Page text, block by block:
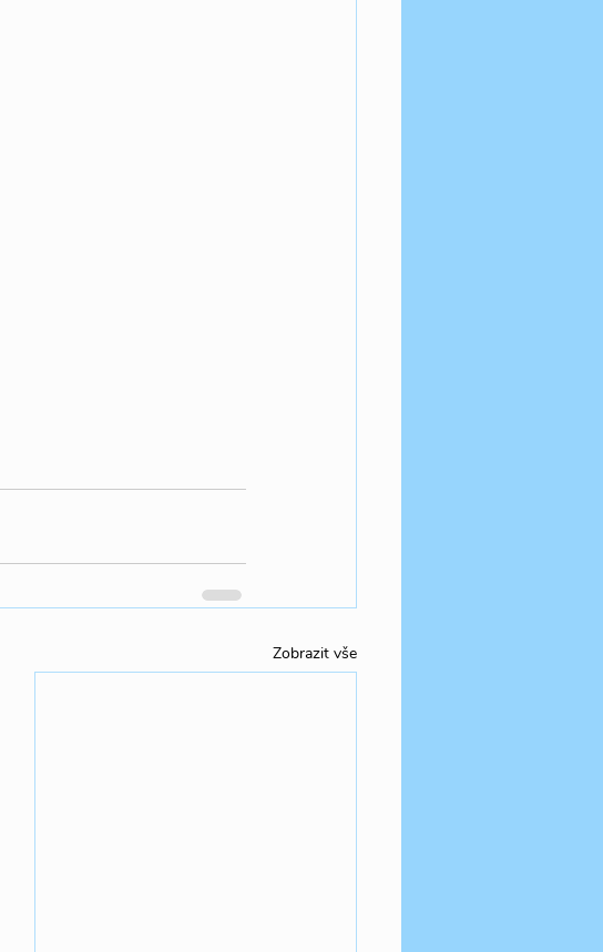
Zobrazit vše